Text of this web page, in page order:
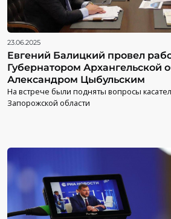
23.06.2025
Евгений Балицкий провел
Губернатором Архангельской
Александром Цыбульским
На встрече были подняты вопросы
Запорожской области